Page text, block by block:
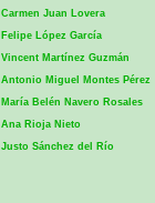
Carmen Juan Lovera
Felipe López García
Vincent Martínez Guzmán
Antonio Miguel Montes Pérez
María Belén Navero Rosales
Ana Rioja Nieto
Justo Sánchez del Río